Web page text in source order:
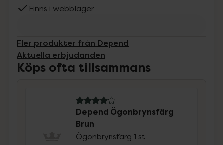
Finns i webblager
Fler produkter från Depend
Aktuella erbjudanden
Köps ofta tillsammans
4.1 av 5 i omdöme
Depend Ögonbrynsfärg
Brun
Ögonbrynsfärg 1 st